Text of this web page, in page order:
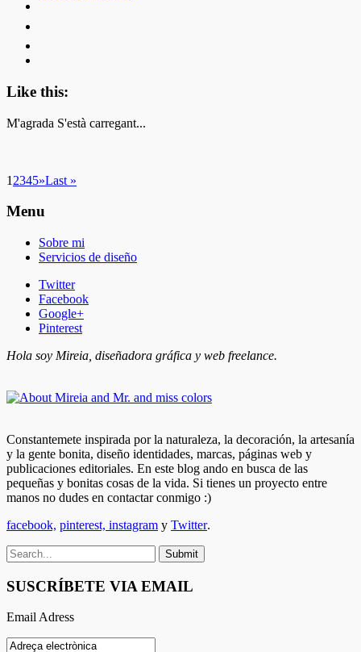
Like this:
M'agrada S'està carregant...
1 2345»Last »
Menu
Sobre mi
Servicios de diseño
Twitter
Facebook
Google+
Pinterest
Hola soy Mireia, diseñadora gráfica y web freelance.
Constantemete inspirada por la naturaleza, la decoración, la artesanía
y la gente bonita, diseño identidades, marcas, páginas web y
publicaciones editoriales. En este blog ando en busca de las
pequeñas y bonitas cosas de la vida. Si tienes un proyecto entre
manos no dudes en contactar conmigo :)
facebook, pinterest, instagram y Twitter.
SUSCRÍBETE VIA EMAIL
Email Adress